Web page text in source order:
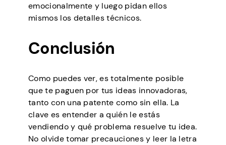
emocionalmente y luego pidan ellos
mismos los detalles técnicos.
Conclusión
Como puedes ver, es totalmente posible
que te paguen por tus ideas innovadoras,
tanto con una patente como sin ella. La
clave es entender a quién le estás
vendiendo y qué problema resuelve tu idea.
No olvide tomar precauciones y leer la letra